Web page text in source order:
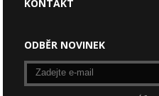
KONTAKT
ODBĚR NOVINEK